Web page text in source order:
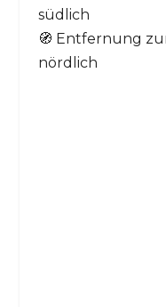
südlich
🧭 Entfernung
nördlich